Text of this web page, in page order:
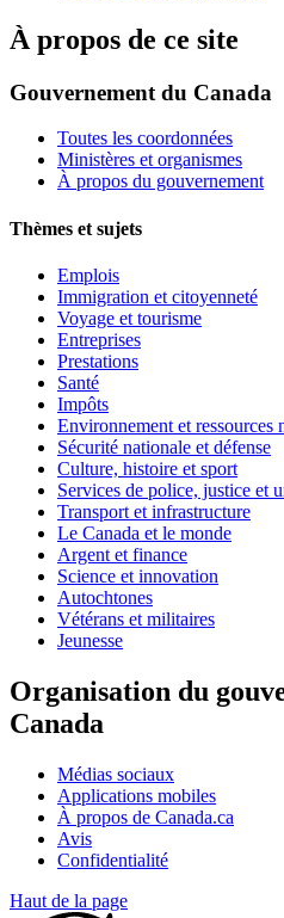
À propos de ce site
Gouvernement du Canada
Toutes les coordonnées
Ministères et organismes
À propos du gouvernement
Thèmes et sujets
Emplois
Immigration et citoyenneté
Voyage et tourisme
Entreprises
Prestations
Santé
Impôts
Environnement et ressources
Sécurité nationale et défense
Culture, histoire et sport
Services de police, justice et
Transport et infrastructure
Le Canada et le monde
Argent et finance
Science et innovation
Autochtones
Vétérans et militaires
Jeunesse
Organisation du
Canada
Médias sociaux
Applications mobiles
À propos de Canada.ca
Avis
Confidentialité
Haut de la page